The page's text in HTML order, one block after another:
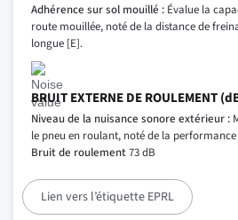
Adhérence sur sol mouillé : Évalue la
route mouillée, noté de la distance de
longue [E].
BRUIT EXTERNE DE ROULEMENT
Niveau de la nuisance sonore extérieur :
le pneu en roulant, noté de la
Bruit de roulement73 dB
Lien vers l’étiquette EPRL